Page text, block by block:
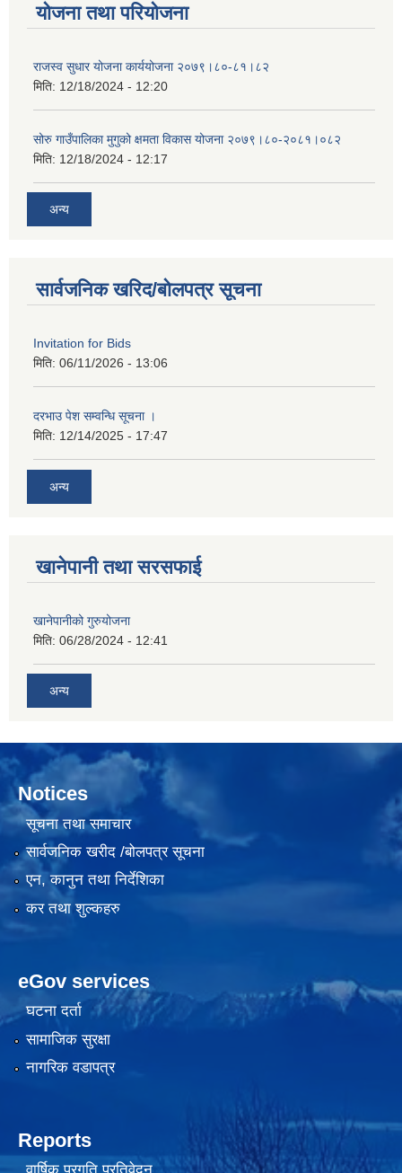
योजना तथा परियोजना
राजस्व सुधार योजना कार्ययोजना २०७९।८०-८१।८२
मिति: 12/18/2024 - 12:20
सोरु गाउँपालिका मुगुको क्षमता विकास योजना २०७९।८०-२०८१।०८२
मिति: 12/18/2024 - 12:17
अन्य
सार्वजनिक खरिद/बोलपत्र सूचना
Invitation for Bids
मिति: 06/11/2026 - 13:06
दरभाउ पेश सम्वन्धि सूचना ।
मिति: 12/14/2025 - 17:47
अन्य
खानेपानी तथा सरसफाई
खानेपानीको गुरुयोजना
मिति: 06/28/2024 - 12:41
अन्य
Notices
सूचना तथा समाचार
सार्वजनिक खरीद /बोलपत्र सूचना
एन, कानुन तथा निर्देशिका
कर तथा शुल्कहरु
eGov services
घटना दर्ता
सामाजिक सुरक्षा
नागरिक वडापत्र
Reports